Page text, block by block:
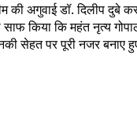
की अगुवाई डॉ. दिलीप
किया कि महंत नृत्य
सेहत पर पूरी नजर